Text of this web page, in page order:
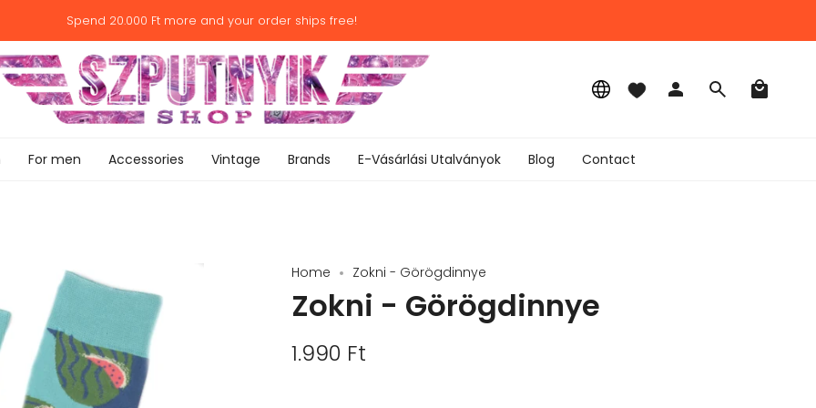
Spend 20.000 Ftmore and your order ships free!
AccountSearch
For men Accessories Vintage Brands E-Vásárlási Utalványok Blog Contact
Home Zokni - Görögdinnye
Zokni - Görögdinnye
1.990 Ft